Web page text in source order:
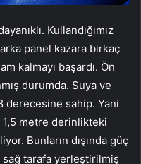
Kullandığımız
panel kazara birkaç
kalmayı başardı. Ön
durumda. Suya ve
derecesine sahip. Yani
1,5 metre derinlikteki
Bunların dışında güç
tarafa yerleştirilmiş